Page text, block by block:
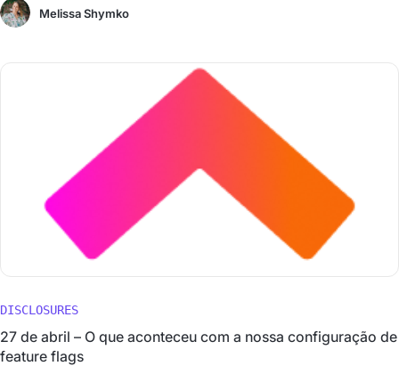
Melissa Shymko
DISCLOSURES
27 de abril – O que aconteceu com a nossa configuração de
feature flags